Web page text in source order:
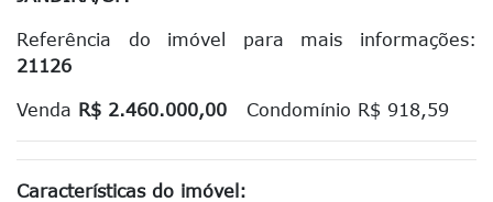
Referência do imóvel para mais informações:
21126
Venda R$ 2.460.000,00 Condomínio R$ 918,59
Características do imóvel: